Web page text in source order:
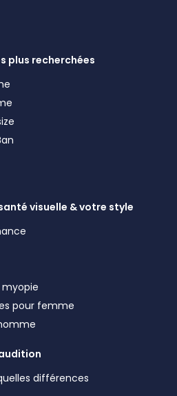
plus recherchées
visuelle & votre style
pour femme
différences